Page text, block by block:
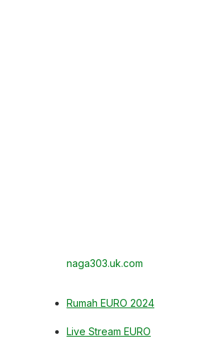
a
naga303.uk.com
Rumah EURO 2024
Live Stream EURO